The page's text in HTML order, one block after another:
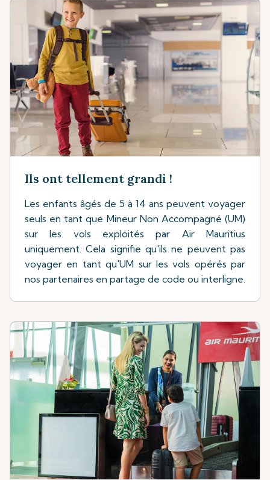
Ils ont tellement grandi !
Les enfants âgés de 5 à 14 ans peuvent voyager
seuls en tant que Mineur Non Accompagné (UM)
sur les vols exploités par Air Mauritius
uniquement. Cela signifie qu'ils ne peuvent pas
voyager en tant qu'UM sur les vols opérés par
nos partenaires en partage de code ou interligne.